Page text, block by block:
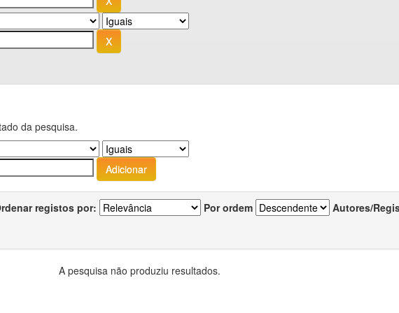
da pesquisa.
registos por: Por ordem Autores/
A pesquisa não produziu resultados.